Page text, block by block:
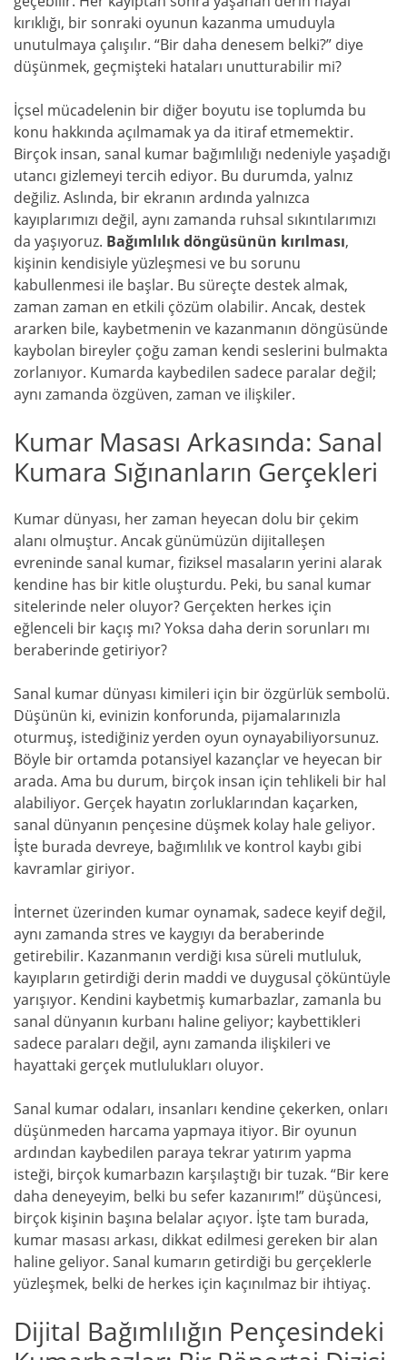
kırıklığı, bir sonraki oyunun kazanma umuduyla
unutulmaya çalışılır. “Bir daha denesem belki?” diye
düşünmek, geçmişteki hataları unutturabilir mi?
İçsel mücadelenin bir diğer boyutu ise toplumda bu
konu hakkında açılmamak ya da itiraf etmemektir.
Birçok insan, sanal kumar bağımlılığı nedeniyle yaşadığı
utancı gizlemeyi tercih ediyor. Bu durumda, yalnız
değiliz. Aslında, bir ekranın ardında yalnızca
kayıplarımızı değil, aynı zamanda ruhsal sıkıntılarımızı
da yaşıyoruz. Bağımlılık döngüsünün kırılması,
kişinin kendisiyle yüzleşmesi ve bu sorunu
kabullenmesi ile başlar. Bu süreçte destek almak,
zaman zaman en etkili çözüm olabilir. Ancak, destek
ararken bile, kaybetmenin ve kazanmanın döngüsünde
kaybolan bireyler çoğu zaman kendi seslerini bulmakta
zorlanıyor. Kumarda kaybedilen sadece paralar değil;
aynı zamanda özgüven, zaman ve ilişkiler.
Kumar Masası Arkasında: Sanal
Kumara Sığınanların Gerçekleri
Kumar dünyası, her zaman heyecan dolu bir çekim
alanı olmuştur. Ancak günümüzün dijitalleşen
evreninde sanal kumar, fiziksel masaların yerini alarak
kendine has bir kitle oluşturdu. Peki, bu sanal kumar
sitelerinde neler oluyor? Gerçekten herkes için
eğlenceli bir kaçış mı? Yoksa daha derin sorunları mı
beraberinde getiriyor?
Sanal kumar dünyası kimileri için bir özgürlük sembolü.
Düşünün ki, evinizin konforunda, pijamalarınızla
oturmuş, istediğiniz yerden oyun oynayabiliyorsunuz.
Böyle bir ortamda potansiyel kazançlar ve heyecan bir
arada. Ama bu durum, birçok insan için tehlikeli bir hal
alabiliyor. Gerçek hayatın zorluklarından kaçarken,
sanal dünyanın pençesine düşmek kolay hale geliyor.
İşte burada devreye, bağımlılık ve kontrol kaybı gibi
kavramlar giriyor.
İnternet üzerinden kumar oynamak, sadece keyif değil,
aynı zamanda stres ve kaygıyı da beraberinde
getirebilir. Kazanmanın verdiği kısa süreli mutluluk,
kayıpların getirdiği derin maddi ve duygusal çöküntüyle
yarışıyor. Kendini kaybetmiş kumarbazlar, zamanla bu
sanal dünyanın kurbanı haline geliyor; kaybettikleri
sadece paraları değil, aynı zamanda ilişkileri ve
hayattaki gerçek mutlulukları oluyor.
Sanal kumar odaları, insanları kendine çekerken, onları
düşünmeden harcama yapmaya itiyor. Bir oyunun
ardından kaybedilen paraya tekrar yatırım yapma
isteği, birçok kumarbazın karşılaştığı bir tuzak. “Bir kere
daha deneyeyim, belki bu sefer kazanırım!” düşüncesi,
birçok kişinin başına belalar açıyor. İşte tam burada,
kumar masası arkası, dikkat edilmesi gereken bir alan
haline geliyor. Sanal kumarın getirdiği bu gerçeklerle
yüzleşmek, belki de herkes için kaçınılmaz bir ihtiyaç.
Dijital Bağımlılığın Pençesindeki